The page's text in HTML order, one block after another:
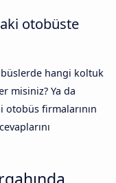
otobüste
hangi koltuk
misiniz? Ya da
otobüs firmalarının